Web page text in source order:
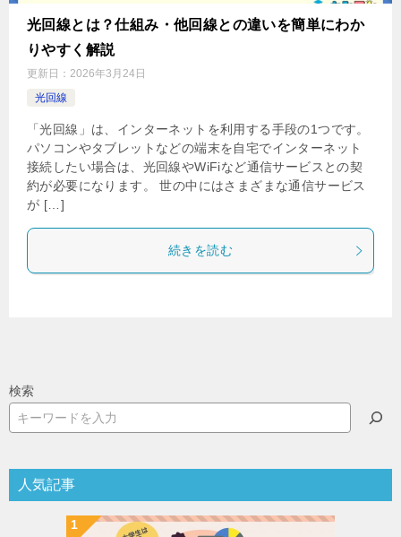
光回線とは？仕組み・他回線との違いを簡単にわか
りやすく解説
更新日： 2026年3月24日
光回線
「光回線」は、インターネットを利用する手段の1つです。
パソコンやタブレットなどの端末を自宅でインターネット
接続したい場合は、光回線やWiFiなど通信サービスとの契
約が必要になります。 世の中にはさまざまな通信サービス
が […]
続きを読む
検索
人気記事